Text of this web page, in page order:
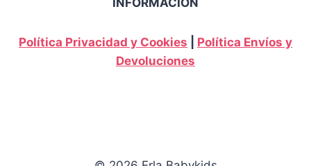
INFORMACIÓN
Política Privacidad y Cookies
Política Envíos y
Devoluciones